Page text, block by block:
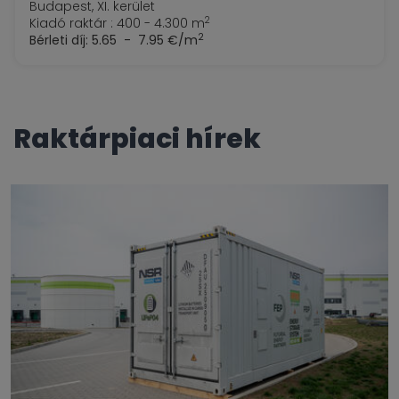
Budapest, XI. kerület
Kiadó raktár : 400 - 4.300 m2
Bérleti díj: 5.65 - 7.95 €/m2
raktárpiaci hírek